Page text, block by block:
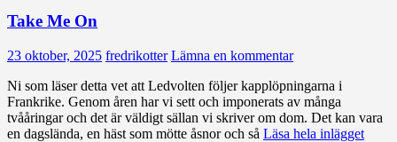
Take Me On
23 oktober, 2025 fredrikotter Lämna en kommentar
Ni som läser detta vet att Ledvolten följer kapplöpningarna i
Frankrike. Genom åren har vi sett och imponerats av många
tvååringar och det är väldigt sällan vi skriver om dom. Det kan vara
en dagslända, en häst som mötte åsnor och så Läsa hela inlägget